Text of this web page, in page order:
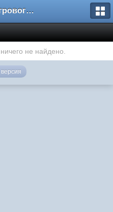
Форум игрового проекта Riverrise
не найдено.